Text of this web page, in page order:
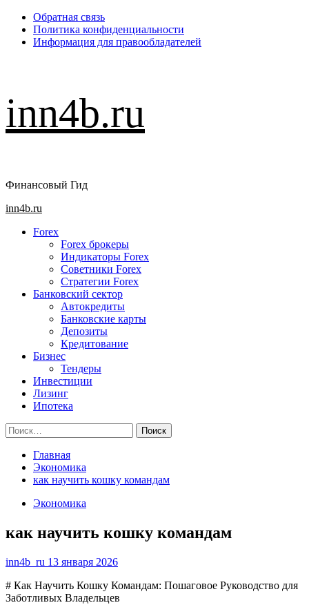
Перейти
содержимому
Обратная связь
Политика конфиденциальности
Информация для правообладателей
inn4b.ru
Финансовый Гид
Основное
inn4b.ru
Forex
Forex брокеры
Индикаторы Forex
Советники Forex
Стратегии Forex
Банковский сектор
Автокредиты
Банковские карты
Депозиты
Кредитование
Бизнес
Тендеры
Инвестиции
Лизинг
Ипотека
Найти:
Главная
Экономика
как научить кошку командам
Экономика
как научить кошку командам
inn4b_ru 13 января 2026
# Как Научить Кошку Командам: Пошаговое Руководство для
Заботливых Владельцев